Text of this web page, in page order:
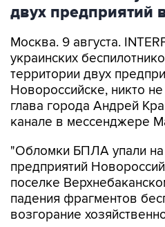
Москва. 9 августа.
территории двух
Новороссийске, никто не
глава города Андрей
канале в мессенджере
"Обломки БПЛА упали на
поселке
падения фрагментов
возгорание
оперативно
нет", - говорится в